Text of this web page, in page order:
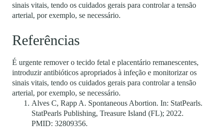
sinais vitais, tendo os cuidados gerais para controlar a tensão
arterial, por exemplo, se necessário.
Referências
É urgente remover o tecido fetal e placentário remanescentes,
introduzir antibióticos apropriados à infeção e monitorizar os
sinais vitais, tendo os cuidados gerais para controlar a tensão
arterial, por exemplo, se necessário.
Alves C, Rapp A. Spontaneous Abortion. In: StatPearls.
StatPearls Publishing, Treasure Island (FL); 2022.
PMID: 32809356.